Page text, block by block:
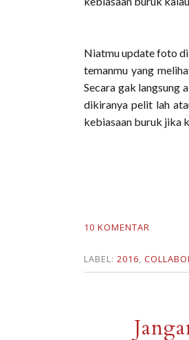
Niatmu update foto di
temanmu yang
Secara gak langsung
dikiranya pelit lah
kebiasaan buruk jika
10 KOMENTAR
LABEL: 2016,